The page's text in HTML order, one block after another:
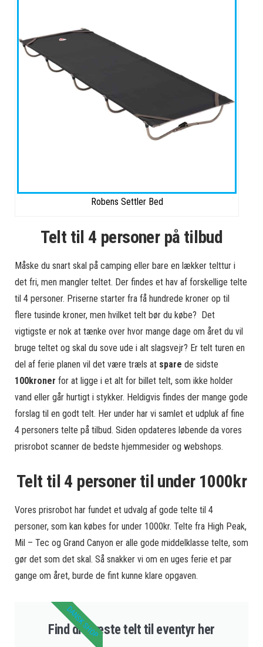
Robens Settler Bed
Telt til 4 personer på tilbud
Måske du snart skal på camping eller bare en lækker telttur i
det fri, men mangler teltet. Der findes et hav af forskellige telte
til 4 personer. Priserne starter fra få hundrede kroner op til
flere tusinde kroner, men hvilket telt bør du købe? Det
vigtigste er nok at tænke over hvor mange dage om året du vil
bruge teltet og skal du sove ude i alt slagsvejr? Er telt turen en
del af ferie planen vil det være træls at spare de sidste
100kroner for at ligge i et alt for billet telt, som ikke holder
vand eller går hurtigt i stykker. Heldigvis findes der mange gode
forslag til en godt telt. Her under har vi samlet et udpluk af fine
4 personers telte på tilbud. Siden opdateres løbende da vores
prisrobot scanner de bedste hjemmesider og webshops.
Telt til 4 personer til under 1000kr
Vores prisrobot har fundet et udvalg af gode telte til 4
personer, som kan købes for under 1000kr. Telte fra High Peak,
Mil – Tec og Grand Canyon er alle gode middelklasse telte, som
gør det som det skal. Så snakker vi om en uges ferie et par
gange om året, burde de fint kunne klare opgaven.
Find dit næste telt til eventyr her
DANSK SHOP